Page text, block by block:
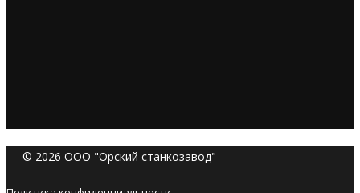
© 2026 ООО "Орский станкозавод"